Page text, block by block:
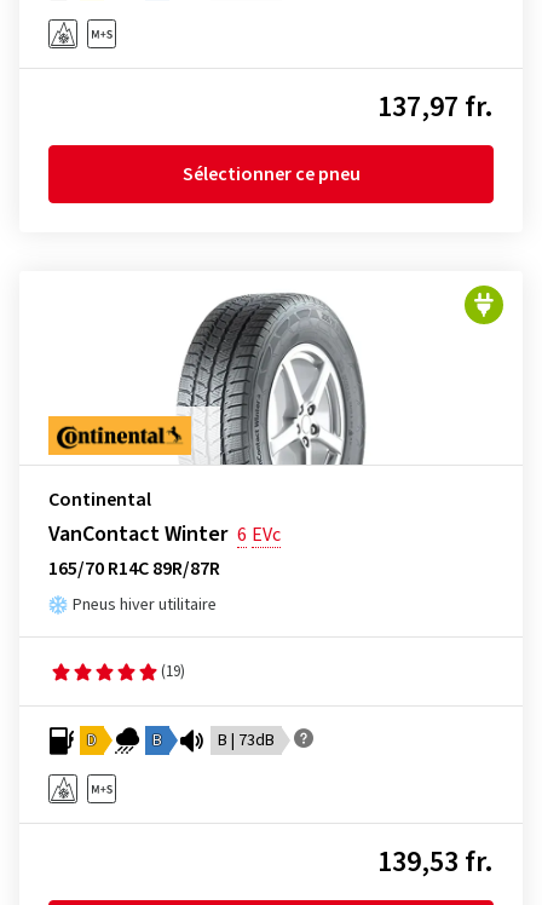
137,97 fr.
Sélectionner ce pneu
Continental
VanContact Winter 6 EVc
165/70 R14C 89R/87R
Pneus hiver utilitaire
(19)
D B B | 73dB
139,53 fr.